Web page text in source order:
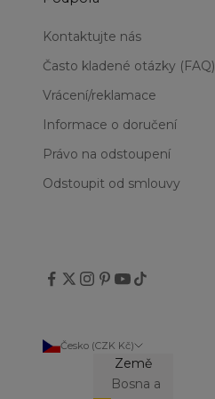
Kontaktujte nás
Často kladené otázky (FAQ)
Vrácení/reklamace
Informace o doručení
Právo na odstoupení
Odstoupit od smlouvy
Česko (CZK Kč)
Země
Bosna a